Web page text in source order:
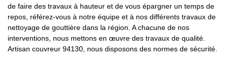
de faire des travaux à hauteur et de vous épargner un temps de
repos, référez-vous à notre équipe et à nos différents travaux de
nettoyage de gouttière dans la région. A chacune de nos
interventions, nous mettons en œuvre des travaux de qualité.
Artisan couvreur 94130, nous disposons des normes de sécurité.